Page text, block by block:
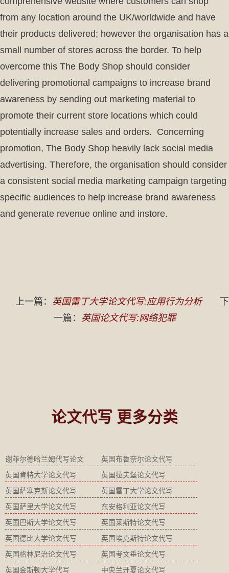
from any location around the UK/worldwide and have
their products delivered; however the organisation has a
small number of stores across the border. To help
overcome this The Body Shop should consider
delivering promotional campaigns to increase brand
awareness by sending out marketing material to
promote their current store locations which could
potentially increase sales and orders. Concerning
promotion, The Body Shop heavily lack social media
advertising. Therefore, the organisation should consider
a consistent social media marketing campaign targeting
specific audiences to help increase brand awareness
and generate revenue online and instore.
上一篇： 英国雷丁大学论文代写:应用行为分析
下
一篇：
英国论文代写:网络犯罪
论文代写 更多分类
谢菲尔德哈兰姆代写论文 英国布鲁奈尔论文代写
英国肯特大学论文代写 英国拉夫堡论文代写
英国萨塞克斯论文代写 英国雷丁大学论文代写
英国萨里大学论文代写 东安格利亚论文代写
英国巴斯大学论文代写 英国莱斯特论文代写
英国德比大学论文代写 英国埃克斯特论文代写
英国格林尼治论文代写 英国考文垂论文代写
英国金斯顿大学代写 中央兰开夏论文代写